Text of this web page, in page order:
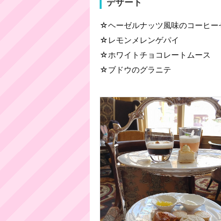
デザート
☆ヘーゼルナッツ風味のコーヒー
☆レモンメレンゲパイ
☆ホワイトチョコレートムース
☆ブドウのグラニテ